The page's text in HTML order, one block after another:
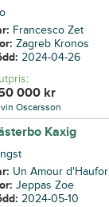
Francesco Zet
Zagreb Kronos
2024-04-26
:
000 kr
Oscarsson
Kaxig
Un Amour d'Haufor
Jeppas Zoe
2024-05-10